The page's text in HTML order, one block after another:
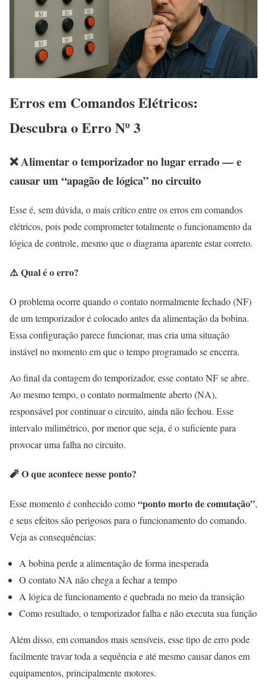
Erros em Comandos Elétricos:
Descubra o Erro Nº 3
❌ Alimentar o temporizador no lugar errado — e
causar um “apagão de lógica” no circuito
Esse é, sem dúvida, o mais crítico entre os erros em comandos
elétricos, pois pode comprometer totalmente o funcionamento da
lógica de controle, mesmo que o diagrama aparente estar correto.
⚠️ Qual é o erro?
O problema ocorre quando o contato normalmente fechado (NF)
de um temporizador é colocado antes da alimentação da bobina.
Essa configuração parece funcionar, mas cria uma situação
instável no momento em que o tempo programado se encerra.
Ao final da contagem do temporizador, esse contato NF se abre.
Ao mesmo tempo, o contato normalmente aberto (NA),
responsável por continuar o circuito, ainda não fechou. Esse
intervalo milimétrico, por menor que seja, é o suficiente para
provocar uma falha no circuito.
🧨 O que acontece nesse ponto?
Esse momento é conhecido como“ponto morto de comutação”,
e seus efeitos são perigosos para o funcionamento do comando.
Veja as consequências:
A bobina perde a alimentação de forma inesperada
O contato NA não chega a fechar a tempo
A lógica de funcionamento é quebrada no meio da transição
Como resultado, o temporizador falha e não executa sua função
Além disso, em comandos mais sensíveis, esse tipo de erro pode
facilmente travar toda a sequência e até mesmo causar danos em
equipamentos, principalmente motores.